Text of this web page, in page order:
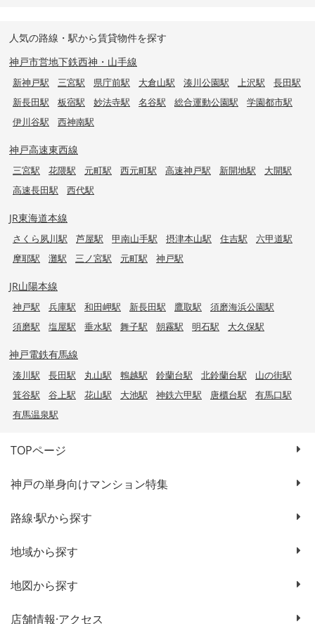
人気の路線・駅から賃貸物件を探す
神戸市営地下鉄西神・山手線
新神戸駅 三宮駅 県庁前駅 大倉山駅 湊川公園駅 上沢駅
長田駅
新長田駅
板宿駅 妙法寺駅 名谷駅 総合運動公園駅
学園都市駅
伊川谷駅
西神南駅
神戸高速東西線
三宮駅 花隈駅 元町駅 西元町駅 高速神戸駅 新開地駅
大開駅
高速長田駅
西代駅
JR東海道本線
さくら夙川駅 芦屋駅 甲南山手駅 摂津本山駅 住吉駅
六甲道駅
摩耶駅
灘駅 三ノ宮駅 元町駅 神戸駅
JR山陽本線
神戸駅 兵庫駅 和田岬駅 新長田駅 鷹取駅
須磨海浜公園駅
須磨駅
塩屋駅 垂水駅 舞子駅 朝霧駅 明石駅 大久保駅
神戸電鉄有馬線
湊川駅 長田駅 丸山駅 鵯越駅 鈴蘭台駅 北鈴蘭台駅
山の街駅
箕谷駅
谷上駅 花山駅 大池駅 神鉄六甲駅 唐櫃台駅
有馬口駅
有馬温泉駅
TOPページ
神戸の単身向けマンション特集
路線·駅から探す
地域から探す
地図から探す
店舗情報·アクセス